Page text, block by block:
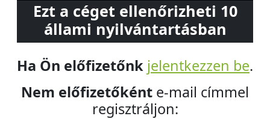
Ezt a céget ellenőrizheti 10
állami nyilvántartásban
Ha Ön előfizetőnk jelentkezzen be.
Nem előfizetőként e-mail címmel
regisztráljon: